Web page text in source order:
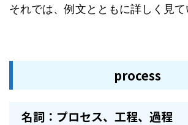
それでは、例文とともに詳しく見て
process
名詞：プロセス、工程、過程